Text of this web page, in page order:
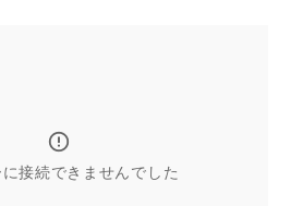
接続できませんでした